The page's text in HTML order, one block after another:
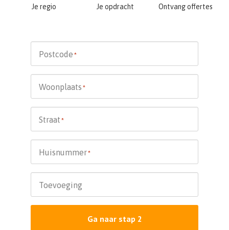
Je regio Je opdracht Ontvang offertes
Postcode *
Woonplaats *
Straat *
Huisnummer*
Toevoeging
Ga naar stap 2